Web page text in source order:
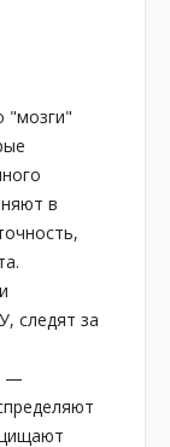
"мозги"
в
следят за
—